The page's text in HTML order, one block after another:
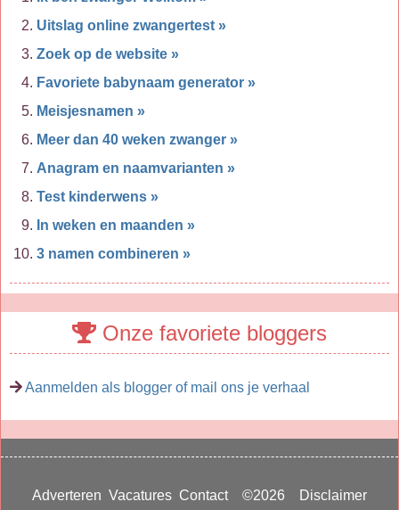
Uitslag online zwangertest »
Zoek op de website »
Favoriete babynaam generator »
Meisjesnamen »
Meer dan 40 weken zwanger »
Anagram en naamvarianten »
Test kinderwens »
In weken en maanden »
3 namen combineren »
Onze favoriete bloggers
Aanmelden als blogger of mail ons je verhaal
Adverteren Vacatures Contact ©2026 Disclaimer